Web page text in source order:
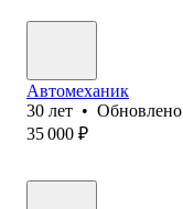
Автомеханик
30 лет • Обновлено
35 000 ₽